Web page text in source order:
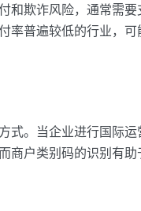
和欺诈风险，通常需要
率普遍较低的行业，可
式。当企业进行国际
商户类别码的识别有